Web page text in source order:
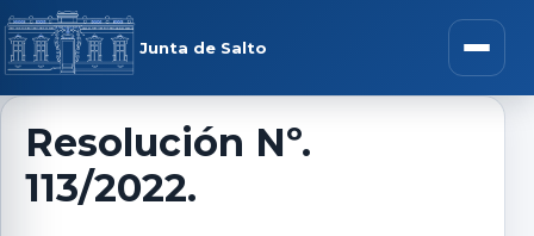
Saltar al contenido
Junta de Salto Abrir
menú
Resolución Nº.
113/2022.